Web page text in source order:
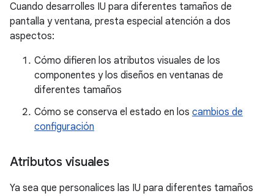
Cuando desarrolles IU para diferentes tamaños de
pantalla y ventana, presta especial atención a dos
aspectos:
Cómo difieren los atributos visuales de los
componentes y los diseños en ventanas de
diferentes tamaños
Cómo se conserva el estado en los cambios de
configuración
Atributos visuales
Ya sea que personalices las IU para diferentes tamaños